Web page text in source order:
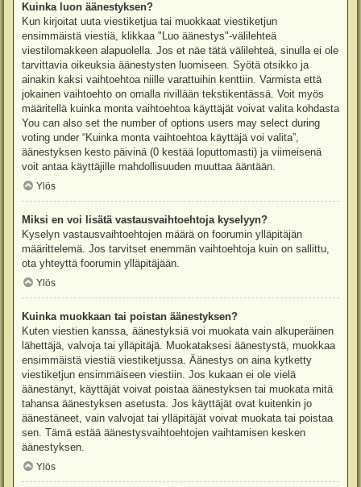
Kuinka luon äänestyksen?
Kun kirjoitat uuta viestiketjua tai muokkaat viestiketjun
ensimmäistä viestiä, klikkaa "Luo äänestys"-välilehteä
viestilomakkeen alapuolella. Jos et näe tätä välilehteä, sinulla ei ole
tarvittavia oikeuksia äänestysten luomiseen. Syötä otsikko ja
ainakin kaksi vaihtoehtoa niille varattuihin kenttiin. Varmista että
jokainen vaihtoehto on omalla rivillään tekstikentässä. Voit myös
määritellä kuinka monta vaihtoehtoa käyttäjät voivat valita kohdasta
You can also set the number of options users may select during
voting under “Kuinka monta vaihtoehtoa käyttäjä voi valita”,
äänestyksen kesto päivinä (0 kestää loputtomasti) ja viimeisenä
voit antaa käyttäjille mahdollisuuden muuttaa ääntään.
Ylös
Miksi en voi lisätä vastausvaihtoehtoja kyselyyn?
Kyselyn vastausvaihtoehtojen määrä on foorumin ylläpitäjän
määrittelemä. Jos tarvitset enemmän vaihtoehtoja kuin on sallittu,
ota yhteyttä foorumin ylläpitäjään.
Ylös
Kuinka muokkaan tai poistan äänestyksen?
Kuten viestien kanssa, äänestyksiä voi muokata vain alkuperäinen
lähettäjä, valvoja tai ylläpitäjä. Muokataksesi äänestystä, muokkaa
ensimmäistä viestiä viestiketjussa. Äänestys on aina kytketty
viestiketjun ensimmäiseen viestiin. Jos kukaan ei ole vielä
äänestänyt, käyttäjät voivat poistaa äänestyksen tai muokata mitä
tahansa äänestyksen asetusta. Jos käyttäjät ovat kuitenkin jo
äänestäneet, vain valvojat tai ylläpitäjät voivat muokata tai poistaa
sen. Tämä estää äänestysvaihtoehtojen vaihtamisen kesken
äänestyksen.
Ylös